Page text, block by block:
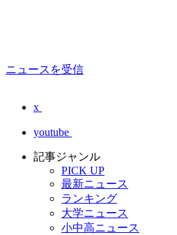
ニュースを受信
x
youtube
記事ジャンル
PICK UP
最新ニュース
ランキング
大学ニュース
小中高ニュース